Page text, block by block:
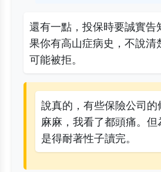
還有一點，投保時要誠實告
果你有高山症病史，不說清
可能被拒。
說真的，有些保險公司
麻麻，我看了都頭痛。但
是得耐著性子讀完。